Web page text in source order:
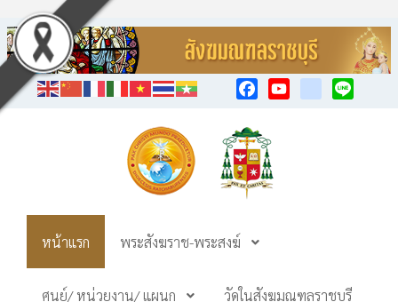
หน้าแรก พระสังฆราช-พระสงฆ์
ศูนย์/ หน่วยงาน/ แผนก วัดในสังฆมณฑลราชบุรี